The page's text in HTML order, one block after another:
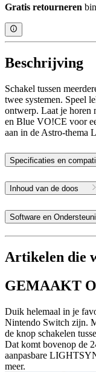
Gratis retourneren
Beschrijving
Schakel tussen
twee systemen. Speel
ontwerp. Laat je horen
en Blue VO!CE voor
aan in de Astro-
Specificaties en
Inhoud van de doos
Software en
Artikelen die
GEMAAKT
Duik helemaal in je
Nintendo Switch zijn.
de knop schakelen
Dat komt bovenop de
aanpasbare
meer.